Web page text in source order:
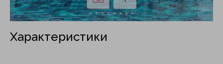
Характеристики